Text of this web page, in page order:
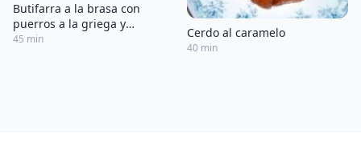
Butifarra a la brasa con
puerros a la griega y
calabacines a la menta
45 min Cerdo al caramelo
40 min